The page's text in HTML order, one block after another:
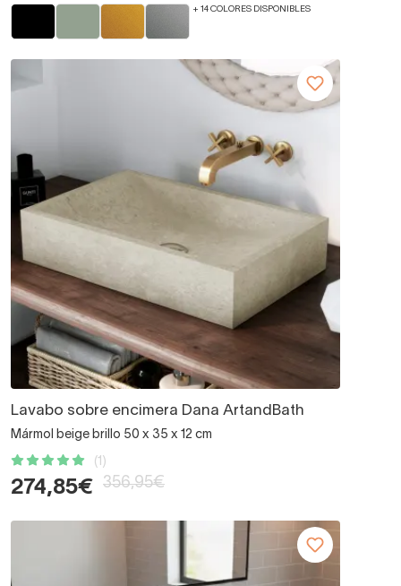
+ 14 COLORES DISPONIBLES
Lavabo sobre encimera Dana ArtandBath
Mármol beige brillo 50 x 35 x 12 cm
(1)
274,85€ 356,95€